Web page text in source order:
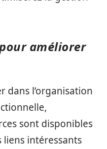
améliorer
dans l’organisation
sont disponibles
liens intéressants